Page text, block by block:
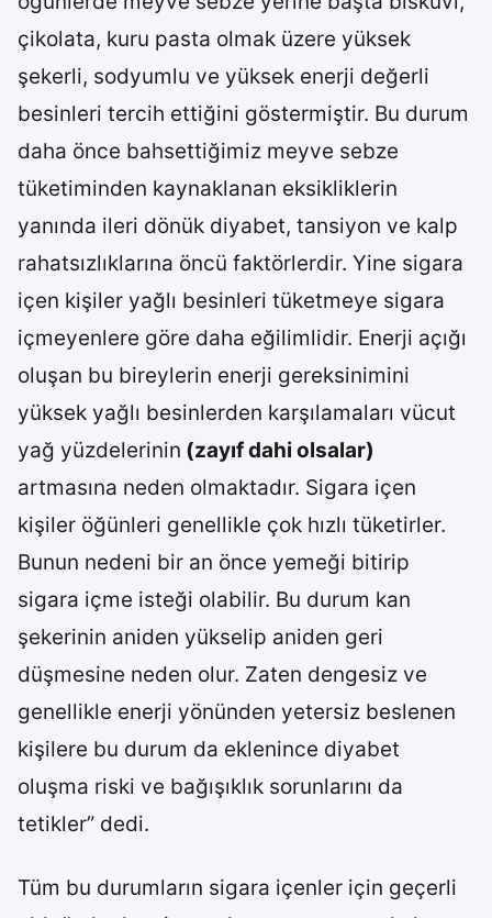
çikolata, kuru pasta olmak üzere yüksek
şekerli, sodyumlu ve yüksek enerji değerli
besinleri tercih ettiğini göstermiştir. Bu durum
daha önce bahsettiğimiz meyve sebze
tüketiminden kaynaklanan eksikliklerin
yanında ileri dönük diyabet, tansiyon ve kalp
rahatsızlıklarına öncü faktörlerdir. Yine sigara
içen kişiler yağlı besinleri tüketmeye sigara
içmeyenlere göre daha eğilimlidir. Enerji açığı
oluşan bu bireylerin enerji gereksinimini
yüksek yağlı besinlerden karşılamaları vücut
yağ yüzdelerinin (zayıf dahi olsalar)
artmasına neden olmaktadır. Sigara içen
kişiler öğünleri genellikle çok hızlı tüketirler.
Bunun nedeni bir an önce yemeği bitirip
sigara içme isteği olabilir. Bu durum kan
şekerinin aniden yükselip aniden geri
düşmesine neden olur. Zaten dengesiz ve
genellikle enerji yönünden yetersiz beslenen
kişilere bu durum da eklenince diyabet
oluşma riski ve bağışıklık sorunlarını da
tetikler” dedi.
Tüm bu durumların sigara içenler için geçerli